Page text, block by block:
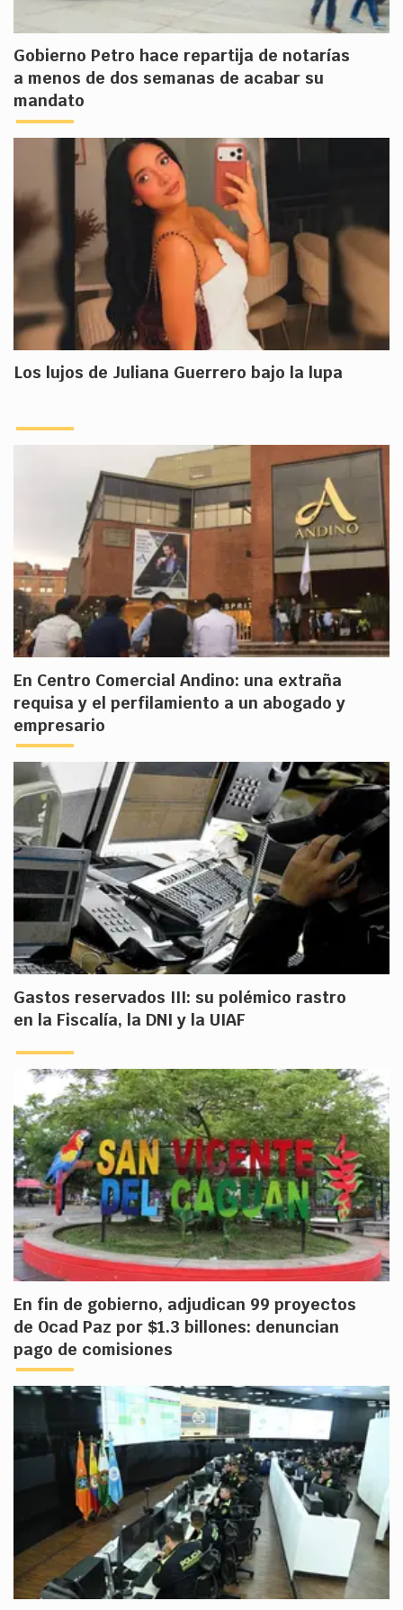
Gobierno Petro hace repartija de notarías
a menos de dos semanas de acabar su
mandato
Los lujos de Juliana Guerrero bajo la lupa
En Centro Comercial Andino: una extraña
requisa y el perfilamiento a un abogado y
empresario
Gastos reservados III: su polémico rastro
en la Fiscalía, la DNI y la UIAF
En fin de gobierno, adjudican 99 proyectos
de Ocad Paz por $1.3 billones: denuncian
pago de comisiones